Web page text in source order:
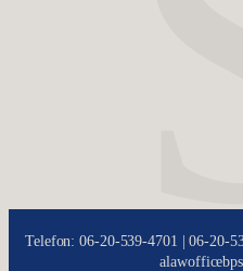
Telefon: 06-20-539-4701 | 06-20-